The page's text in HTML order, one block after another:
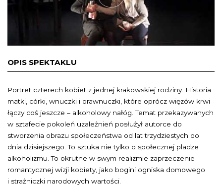
OPIS SPEKTAKLU
Portret czterech kobiet z jednej krakowskiej rodziny. Historia
matki, córki, wnuczki i prawnuczki, które oprócz więzów krwi
łączy coś jeszcze – alkoholowy nałóg. Temat przekazywanych
w sztafecie pokoleń uzależnień posłużył autorce do
stworzenia obrazu społeczeństwa od lat trzydziestych do
dnia dzisiejszego. To sztuka nie tylko o społecznej pladze
alkoholizmu. To okrutne w swym realizmie zaprzeczenie
romantycznej wizji kobiety, jako bogini ogniska domowego
i strażniczki narodowych wartości.